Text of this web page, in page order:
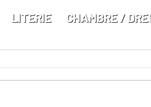
LITERIE CHAMBRE /